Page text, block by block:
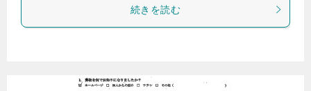
続きを読む